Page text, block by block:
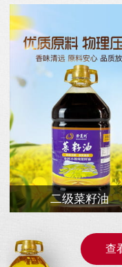
二级菜籽油
查